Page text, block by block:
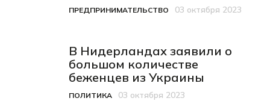
Категория
ПРЕДПРИНИМАТЕЛЬСТВО
Дата публикации 03 октября 2023
В Нидерландах заявили о
большом количестве
беженцев из Украины
Категория
ПОЛИТИКА
Дата публикации
03 октября 2023